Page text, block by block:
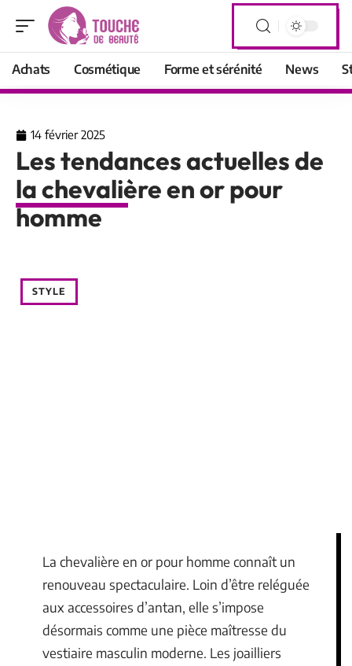
Achats Cosmétique Forme et sérénité News
14 février 2025
Les tendances actuelles de
la chevalière en or pour
homme
STYLE
La chevalière en or pour homme connaît un
renouveau spectaculaire. Loin d’être reléguée
aux accessoires d’antan, elle s’impose
désormais comme une pièce maîtresse du
vestiaire masculin moderne. Les joailliers